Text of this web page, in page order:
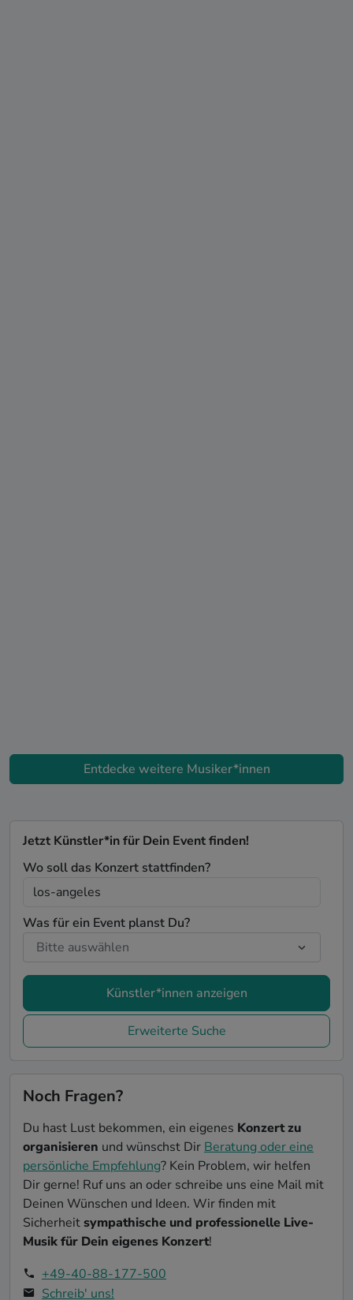
Entdecke weitere Musiker*innen
Jetzt Künstler*in für Dein Event finden!
Wo soll das Konzert stattfinden?
Was für ein Event planst Du?
Künstler*innen anzeigen
Erweiterte Suche
Noch Fragen?
Du hast Lust bekommen, ein eigenes Konzert zu
organisieren und wünschst Dir Beratung oder eine
persönliche Empfehlung? Kein Problem, wir helfen
Dir gerne! Ruf uns an oder schreibe uns eine Mail mit
Deinen Wünschen und Ideen. Wir finden mit
Sicherheitsympathische und professionelle Live-
Musik für Dein eigenes Konzert!
+49-40-88-177-500
Schreib' uns!